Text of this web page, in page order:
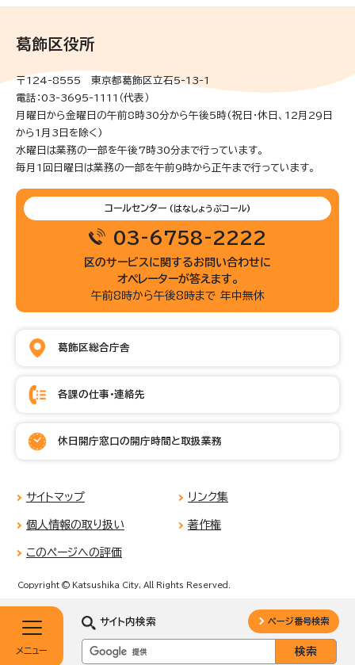
メニュー
サイト内検索 ページ番号検索
葛飾区役所
〒124-8555 東京都葛飾区立石5-13-1
電話：03-3695-1111（代表）
月曜日から金曜日の午前8時30分から午後5時(祝日・休日、12月29日
から1月3日を除く)
水曜日は業務の一部を午後7時30分まで行っています。
毎月1回日曜日は業務の一部を午前9時から正午まで行っています。
コールセンター (はなしょうぶコール)
03-6758-2222
区のサービスに関するお問い合わせに
オペレーターが答えます。
午前8時から午後8時まで 年中無休
葛飾区総合庁舎
各課の仕事・連絡先
休日開庁窓口の開庁時間と取扱業務
サイトマップ リンク集
個人情報の取り扱い 著作権
このページへの評価
Copyright © Katsushika City, All Rights Reserved.